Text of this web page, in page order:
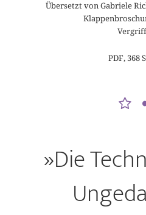
Übersetzt von Gabriele
PDF, 368
»Die